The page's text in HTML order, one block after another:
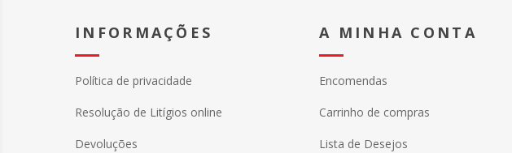
INFORMAÇÕES
Política de privacidade
Resolução de Litígios online
Devoluções
A MINHA CONTA
Encomendas
Carrinho de compras
Lista de Desejos